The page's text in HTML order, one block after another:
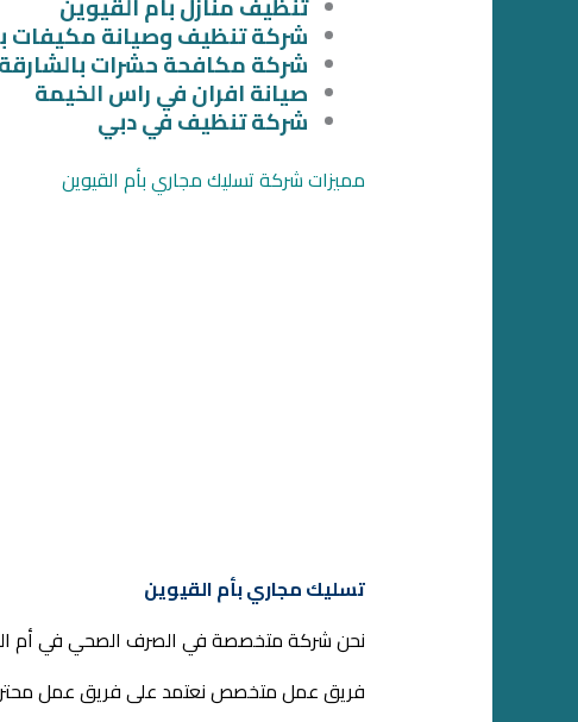
شركة تنظيف وصيانة مكيفات
شركة مكافحة حشرات بالشارقة
صيانة افران في راس الخيمة
شركة تنظيف في دبي
مميزات شركة تسليك مجاري بأم القيوين
تسليك مجاري بأم القيوين
نحن شركة متخصصة في الصرف الصحي في أم
فريق عمل متخصص نعتمد على فريق عمل محترف